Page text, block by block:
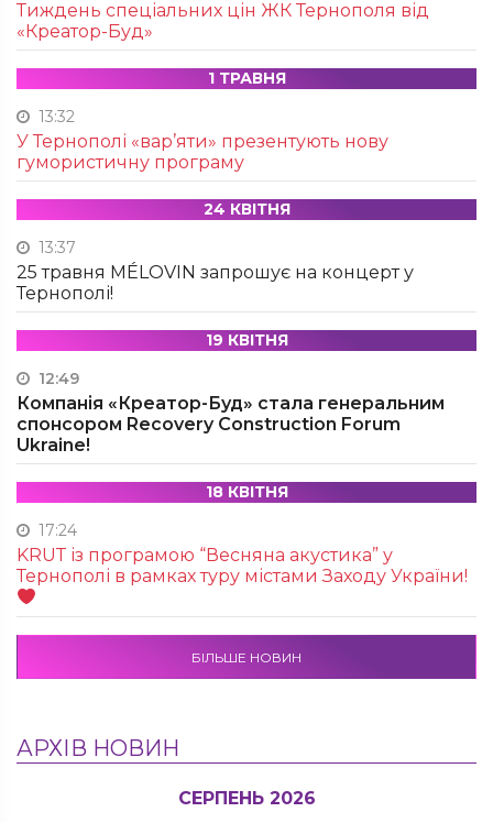
Тиждень спеціальних цін ЖК Тернополя від
«Креатор-Буд»
1 ТРАВНЯ
13:32
У Тернополі «вар’яти» презентують нову
гумористичну програму
24 КВІТНЯ
13:37
25 травня MÉLOVIN запрошує на концерт у
Тернополі!
19 КВІТНЯ
12:49
Компанія «Креатор-Буд» стала генеральним
спонсором Recovery Construction Forum
Ukraine!
18 КВІТНЯ
17:24
KRUТ із програмою “Весняна акустика” у
Тернополі в рамках туру містами Заходу України!
БІЛЬШЕ НОВИН
АРХІВ НОВИН
СЕРПЕНЬ 2026